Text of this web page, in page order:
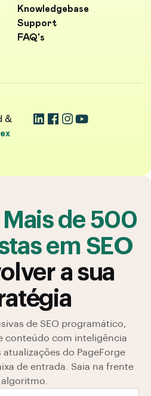
Knowledgebase
Support
FAQ's
&
Mais de 500
em SEO
a sua
de SEO programático,
conteúdo com inteligência
do PageForge
de entrada. Saia na frente